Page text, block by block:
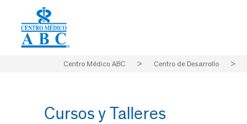
Centro Médico ABC > Centro de Desarrollo >
Cursos y Talleres